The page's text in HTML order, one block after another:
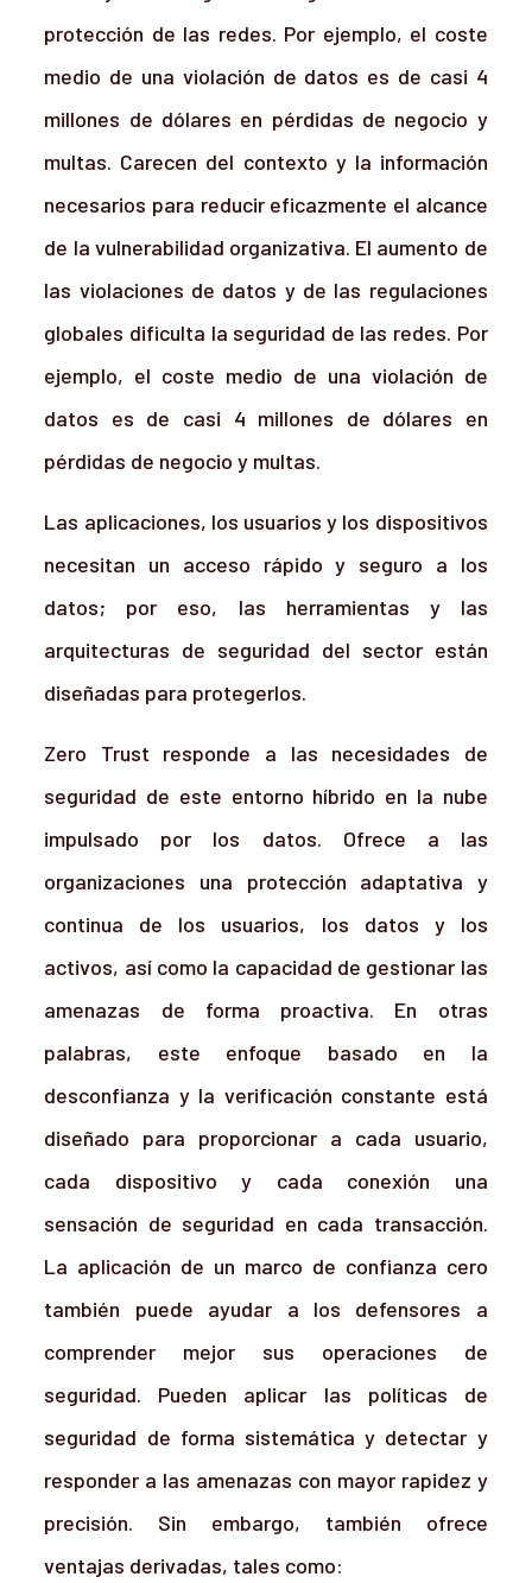
protección de las redes. Por ejemplo, el coste
medio de una violación de datos es de casi 4
millones de dólares en pérdidas de negocio y
multas. Carecen del contexto y la información
necesarios para reducir eficazmente el alcance
de la vulnerabilidad organizativa. El aumento de
las violaciones de datos y de las regulaciones
globales dificulta la seguridad de las redes. Por
ejemplo, el coste medio de una violación de
datos es de casi 4 millones de dólares en
pérdidas de negocio y multas.
Las aplicaciones, los usuarios y los dispositivos
necesitan un acceso rápido y seguro a los
datos; por eso, las herramientas y las
arquitecturas de seguridad del sector están
diseñadas para protegerlos.
Zero Trust responde a las necesidades de
seguridad de este entorno híbrido en la nube
impulsado por los datos. Ofrece a las
organizaciones una protección adaptativa y
continua de los usuarios, los datos y los
activos, así como la capacidad de gestionar las
amenazas de forma proactiva. En otras
palabras, este enfoque basado en la
desconfianza y la verificación constante está
diseñado para proporcionar a cada usuario,
cada dispositivo y cada conexión una
sensación de seguridad en cada transacción.
La aplicación de un marco de confianza cero
también puede ayudar a los defensores a
comprender mejor sus operaciones de
seguridad. Pueden aplicar las políticas de
seguridad de forma sistemática y detectar y
responder a las amenazas con mayor rapidez y
precisión. Sin embargo, también ofrece
ventajas derivadas, tales como: